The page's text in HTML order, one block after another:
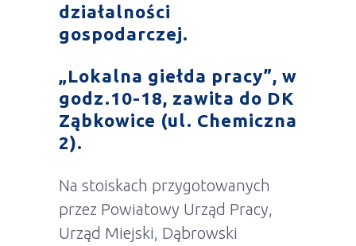
działalności
gospodarczej.
„Lokalna giełda pracy”, w
godz.10-18, zawita do DK
Ząbkowice (ul. Chemiczna
2).
Na stoiskach przygotowanych
przez Powiatowy Urząd Pracy,
Urząd Miejski, Dąbrowski